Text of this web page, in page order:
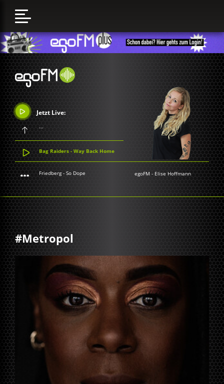
Jetzt Live:
...
Bag Raiders - Way Back Home
Friedberg - So Dope egoFM - Elise Hoffmann
#Metropol